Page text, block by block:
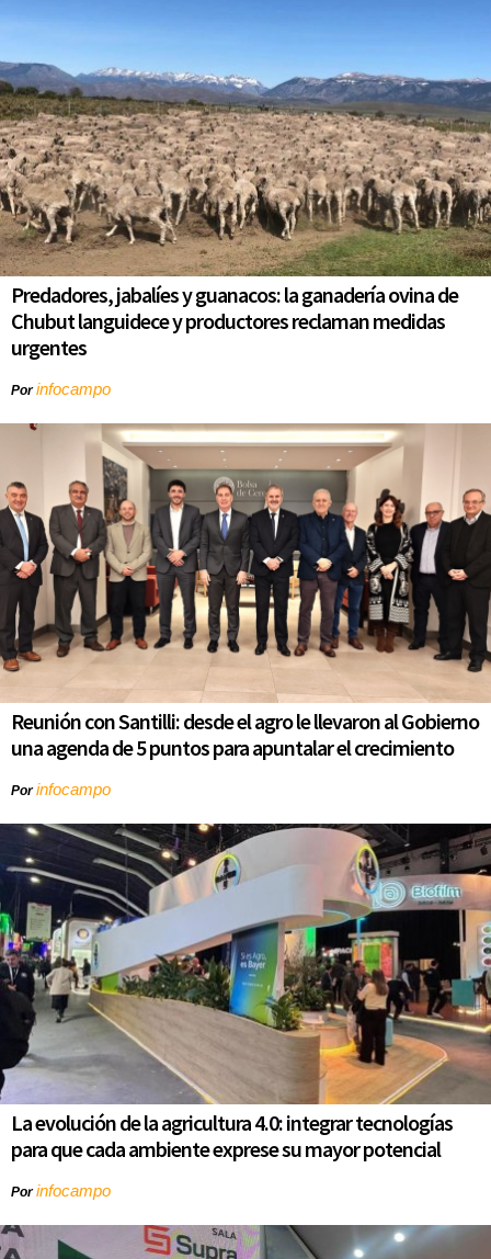
Predadores, jabalíes y guanacos: la ganadería ovina de
Chubut languidece y productores reclaman medidas
urgentes
Porinfocampo
Reunión con Santilli: desde el agro le llevaron al Gobierno
una agenda de 5 puntos para apuntalar el crecimiento
Porinfocampo
La evolución de la agricultura 4.0: integrar tecnologías
para que cada ambiente exprese su mayor potencial
Porinfocampo